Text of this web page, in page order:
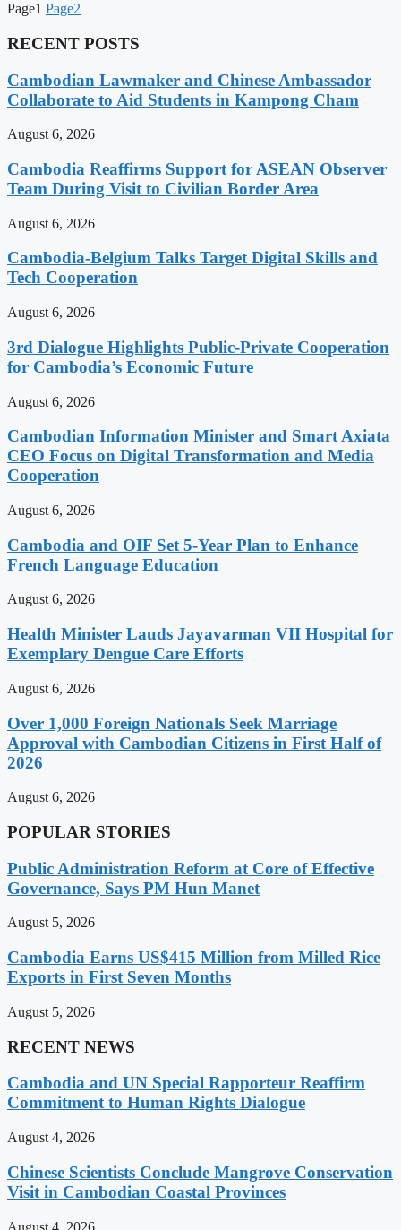
Page1 Page2
RECENT POSTS
Cambodian Lawmaker and Chinese Ambassador
Collaborate to Aid Students in Kampong Cham
August 6, 2026
Cambodia Reaffirms Support for ASEAN Observer
Team During Visit to Civilian Border Area
August 6, 2026
Cambodia-Belgium Talks Target Digital Skills and
Tech Cooperation
August 6, 2026
3rd Dialogue Highlights Public-Private Cooperation
for Cambodia’s Economic Future
August 6, 2026
Cambodian Information Minister and Smart Axiata
CEO Focus on Digital Transformation and Media
Cooperation
August 6, 2026
Cambodia and OIF Set 5-Year Plan to Enhance
French Language Education
August 6, 2026
Health Minister Lauds Jayavarman VII Hospital for
Exemplary Dengue Care Efforts
August 6, 2026
Over 1,000 Foreign Nationals Seek Marriage
Approval with Cambodian Citizens in First Half of
2026
August 6, 2026
POPULAR STORIES
Public Administration Reform at Core of Effective
Governance, Says PM Hun Manet
August 5, 2026
Cambodia Earns US$415 Million from Milled Rice
Exports in First Seven Months
August 5, 2026
RECENT NEWS
Cambodia and UN Special Rapporteur Reaffirm
Commitment to Human Rights Dialogue
August 4, 2026
Chinese Scientists Conclude Mangrove Conservation
Visit in Cambodian Coastal Provinces
August 4, 2026